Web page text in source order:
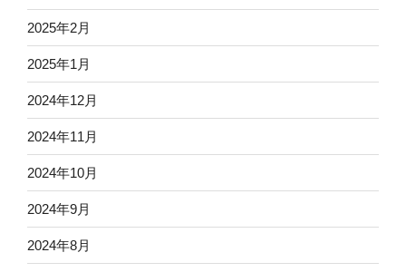
2025年2月
2025年1月
2024年12月
2024年11月
2024年10月
2024年9月
2024年8月